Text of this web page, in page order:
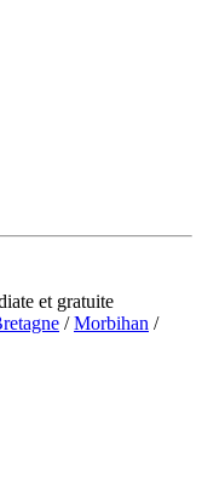
et gratuite
/Morbihan /